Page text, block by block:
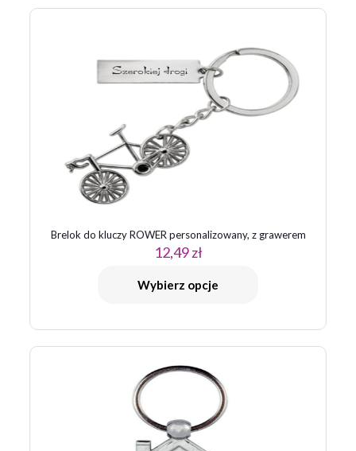
Brelok do kluczy ROWER personalizowany, z grawerem
12,49zł
Wybierz opcje